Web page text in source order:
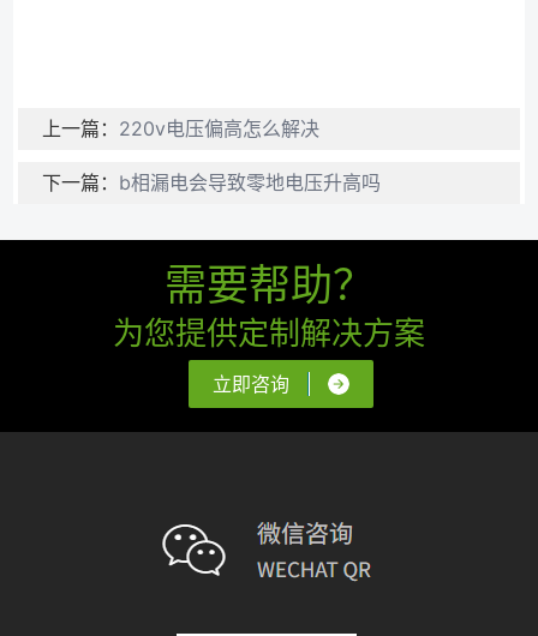
上一篇： 220v电压偏高怎么解决
下一篇： b相漏电会导致零地电压升高吗
需要帮助？
为您提供定制解决方案
立即咨询